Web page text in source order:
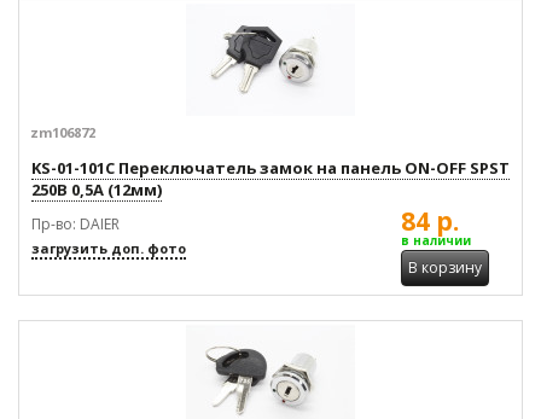
zm106872
KS-01-101C Переключатель замок на панель ON-OFF SPST
250В 0,5А (12мм)
Пр-во: DAIER
загрузить доп. фото
84 р.
в наличии
В корзину